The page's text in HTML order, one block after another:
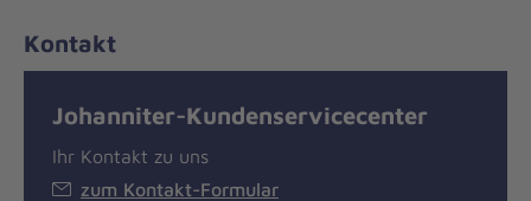
Kontakt
Johanniter-Kundenservicecenter
Ihr Kontakt zu uns
zum Kontakt-Formular